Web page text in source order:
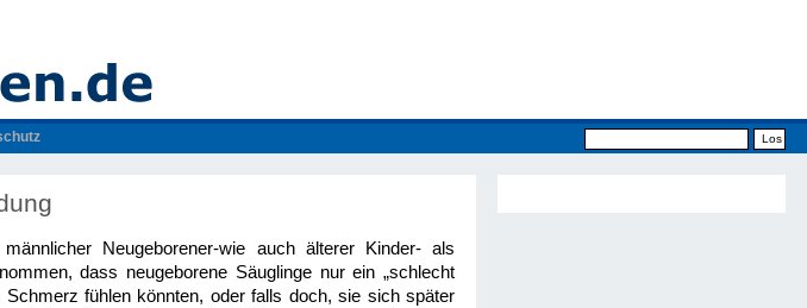
Neugeborener-wie auch älterer Kinder- als
dass neugeborene Säuglinge nur ein „schlecht
fühlen könnten, oder falls doch, sie sich später